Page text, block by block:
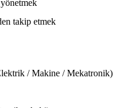
yönetmek
takip etmek
/ Makine / Mekatronik)